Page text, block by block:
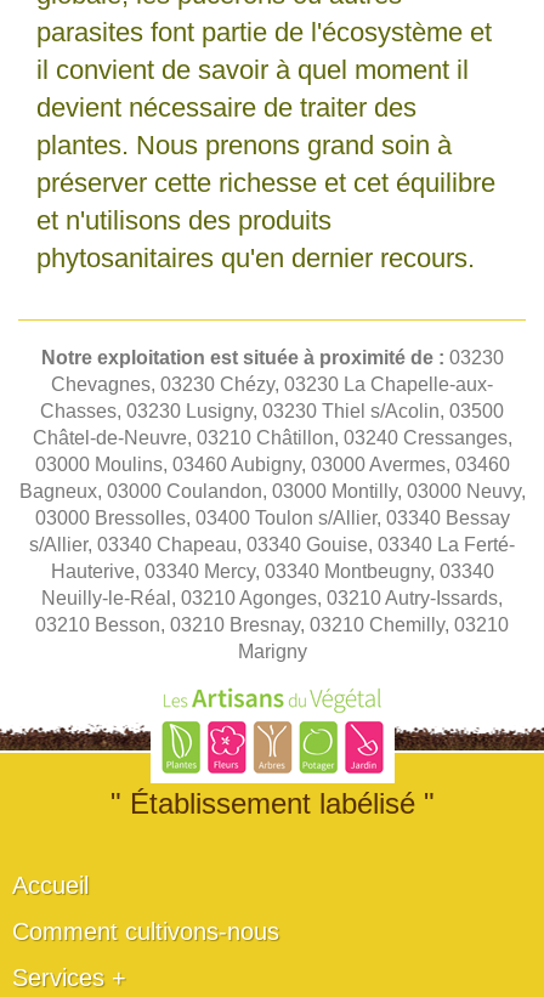
parasites font partie de l'écosystème et
il convient de savoir à quel moment il
devient nécessaire de traiter des
plantes. Nous prenons grand soin à
préserver cette richesse et cet équilibre
et n'utilisons des produits
phytosanitaires qu'en dernier recours.
Notre exploitation est située à proximité de : 03230
Chevagnes, 03230 Chézy, 03230 La Chapelle-aux-
Chasses, 03230 Lusigny, 03230 Thiel s/Acolin, 03500
Châtel-de-Neuvre, 03210 Châtillon, 03240 Cressanges,
03000 Moulins, 03460 Aubigny, 03000 Avermes, 03460
Bagneux, 03000 Coulandon, 03000 Montilly, 03000 Neuvy,
03000 Bressolles, 03400 Toulon s/Allier, 03340 Bessay
s/Allier, 03340 Chapeau, 03340 Gouise, 03340 La Ferté-
Hauterive, 03340 Mercy, 03340 Montbeugny, 03340
Neuilly-le-Réal, 03210 Agonges, 03210 Autry-Issards,
03210 Besson, 03210 Bresnay, 03210 Chemilly, 03210
Marigny
" Établissement labélisé "
Accueil
Comment cultivons-nous
Services +